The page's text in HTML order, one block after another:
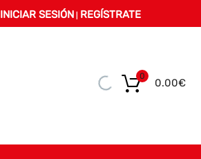
INICIAR SESIÓN REGÍSTRATE
0.00€
0